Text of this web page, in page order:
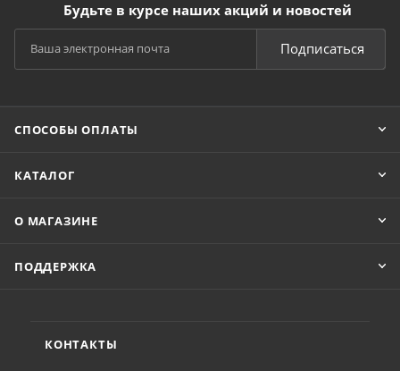
Будьте в курсе наших акций и новостей
Подписаться
СПОСОБЫ ОПЛАТЫ
КАТАЛОГ
О МАГАЗИНЕ
ПОДДЕРЖКА
КОНТАКТЫ